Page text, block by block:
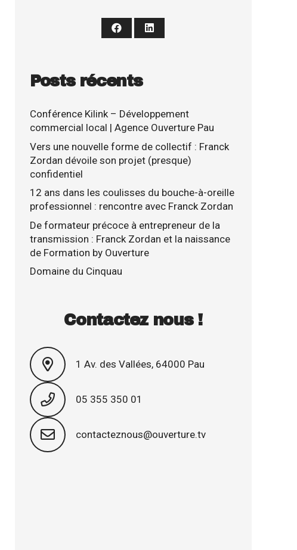
Posts récents
Conférence Kilink – Développement
commercial local | Agence Ouverture Pau
Vers une nouvelle forme de collectif : Franck
Zordan dévoile son projet (presque)
confidentiel
12 ans dans les coulisses du bouche-à-oreille
professionnel : rencontre avec Franck Zordan
De formateur précoce à entrepreneur de la
transmission : Franck Zordan et la naissance
de Formation by Ouverture
Domaine du Cinquau
Contactez nous !
1 Av. des Vallées, 64000 Pau
05 355 350 01
contacteznous@ouverture.tv